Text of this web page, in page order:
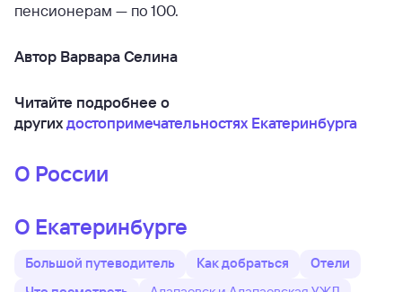
пенсионерам — по 100.
Автор Варвара Селина
Читайте подробнее о
другихдостопримечательностях Екатеринбурга
О России
О Екатеринбурге
Большой путеводитель Как добраться
Отели